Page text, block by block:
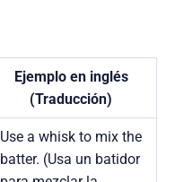
Ejemplo en inglés
(Traducción)
Use a whisk to mix the
batter. (Usa un batidor